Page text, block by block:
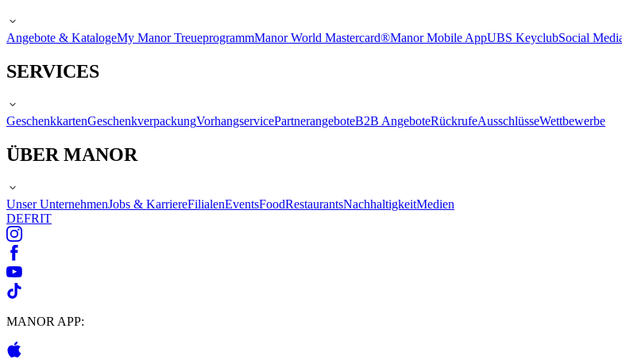
Angebote & KatalogeMy Manor TreueprogrammManor World Mastercard®Manor Mobile AppUBS KeyclubSocial
SERVICES
GeschenkkartenGeschenkverpackungVorhangservicePartnerangeboteB2B AngeboteRückrufeAusschlüsseWettbewerbe
ÜBER MANOR
Unser UnternehmenJobs & KarriereFilialenEventsFoodRestaurantsNachhaltigkeitMedien
DEFRIT
MANOR APP: